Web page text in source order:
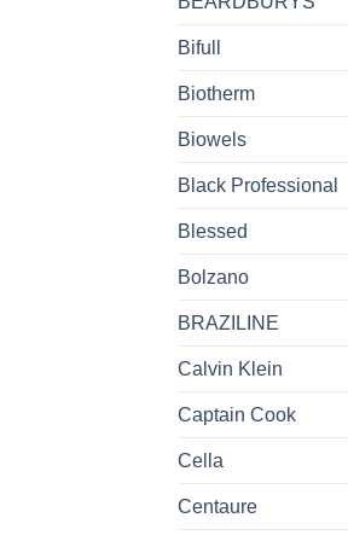
Bifull
Biotherm
Biowels
Black Professional
Blessed
Bolzano
BRAZILINE
Calvin Klein
Captain Cook
Cella
Centaure